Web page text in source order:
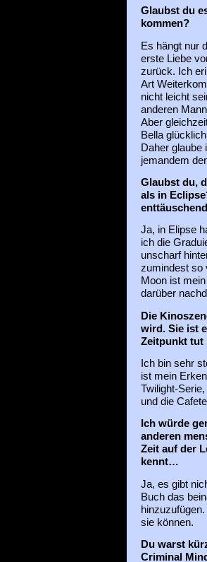
Glaubst du
kommen?
Es hängt nur
erste Liebe
zurück. Ich
Art
nicht leicht
anderen
Aber
Bella
Daher glaube
jemandem
Glaubst du,
als in
Ja, in Elipse
ich die
unscharf
zumindest so
Moon ist
darüber
Die
wird. Sie ist
Zeitpunkt tut
Ich bin sehr
ist mein
Twilight-
und die
Ich würde
anderen
Zeit auf der
kennt…
Ja, es gibt
Buch das
sie können.
Du warst
Criminal